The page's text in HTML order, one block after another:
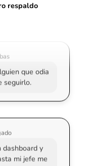
respaldo
que odia
seguirlo.
y
mi jefe me